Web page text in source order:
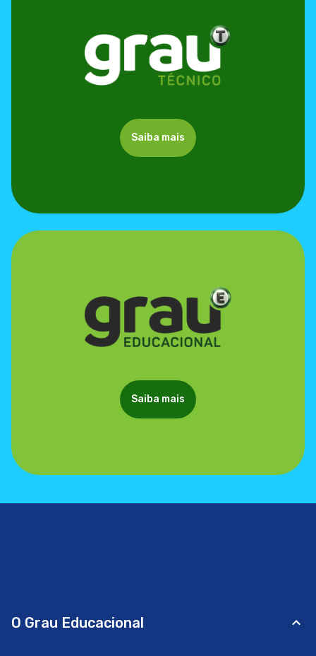
Saiba mais
Saiba mais
O Grau Educacional